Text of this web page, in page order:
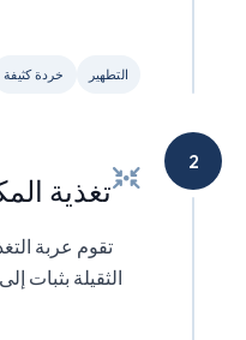
التطهير خردة كثيفة
2
تغذية
تقوم عربة
الثقيلة بثبات